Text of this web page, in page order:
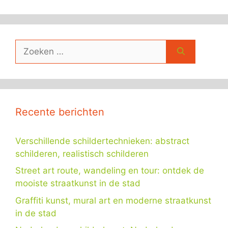
naar:
Recente berichten
Verschillende schildertechnieken: abstract
schilderen, realistisch schilderen
Street art route, wandeling en tour: ontdek de
mooiste straatkunst in de stad
Graffiti kunst, mural art en moderne straatkunst
in de stad